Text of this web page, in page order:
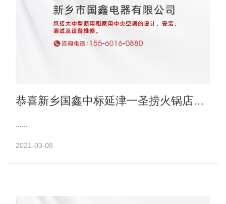
恭喜新乡国鑫中标延津一圣捞火锅店电
......
2021-03-08